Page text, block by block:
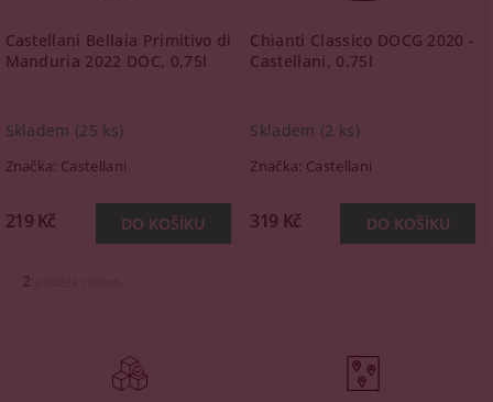
Castellani Bellaia Primitivo di
Manduria 2022 DOC, 0,75l
Skladem (25 ks)
Značka: Castellani
219 Kč
Chianti Classico DOCG 2020 -
Castellani, 0,75l
Skladem (2 ks)
Značka: Castellani
319 Kč
2